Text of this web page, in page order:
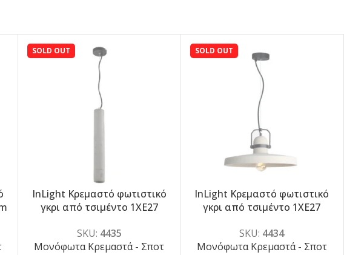
-5%
SOLD OUT
InLight Κρεμαστό φωτιστικό
γκρι από τσιμέντο 1XE27
SKU: 4435
Μονόφωτα Κρεμαστά - Σποτ
-5%
SOLD OUT
InLight Κρεμαστό φωτιστικό
γκρι από τσιμέντο 1XE27
SKU: 4434
Μονόφωτα Κρεμαστά - Σποτ